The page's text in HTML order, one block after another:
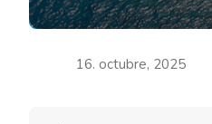
16. octubre, 2025